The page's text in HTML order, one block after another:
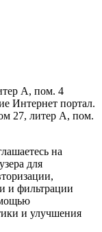
А, пом. 4
Интернет портал.
27, литер А, пом.
на
для
и фильтрации
и улучшения